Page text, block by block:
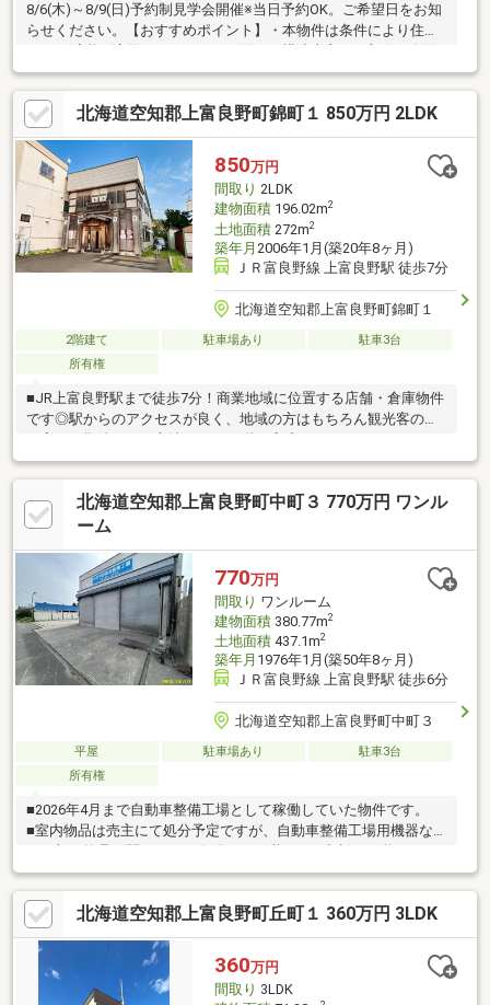
8/6(木)～8/9(日)予約制見学会開催※当日予約OK。ご希望日をお知
らせください。【おすすめポイント】・本物件は条件により住宅
や、腐食、給排水管の故障や漏水についてお引き渡しより2年間保
証・お客様に合わせたローンの組み方や金融機関をご提案。住宅
ローンが初めての方でもお気軽にご相談ください。【リフォーム
内容】・水回り全交換（一坪風呂、システムキッチン、三面鏡洗
面台、灯油ボイラー、トイレ等）・全室クロス張替・一階床フロ
ーリング重ね張り・水回りクッションフロア張替・一部建具新品
交換 など
北海道空知郡上富良野町錦町１ 850万円 2LDK
850万円
間取り 2LDK
建物面積196.02m2
土地面積272m2
築年月 2006年1月(築20年8ヶ月)
ＪＲ富良野線 上富良野駅 徒歩7分
北海道空知郡上富良野町錦町１
2階建て 駐車場あり
駐車3台
所有権
■JR上富良野駅まで徒歩7分！商業地域に位置する店舗・倉庫物件
です◎駅からのアクセスが良く、地域の方はもちろん観光客の立
ー・厨房・男女別トイレを備え、飲食店としての利用イメージが
しやすい間取りです♪現在営業中の店舗のため、店内の雰囲気や動
線も現地で確認できます◎■2階は広々とした空間があり、倉庫・
休憩室・作業場・事務所スペースなど多用途に活用可能！開業・
い♪（TEL:011-790-8100）
北海道空知郡上富良野町中町３ 770万円 ワンル
ーム
770万円
間取り ワンルーム
建物面積380.77m2
土地面積437.1m2
築年月 1976年1月(築50年8ヶ月)
ＪＲ富良野線 上富良野駅 徒歩6分
北海道空知郡上富良野町中町３
平屋 駐車場あり
駐車3台
所有権
■2026年4月まで自動車整備工場として稼働していた物件です。
■室内物品は売主にて処分予定ですが、自動車整備工場用機器な
北海道空知郡上富良野町丘町１ 360万円 3LDK
360万円
間取り 3LDK